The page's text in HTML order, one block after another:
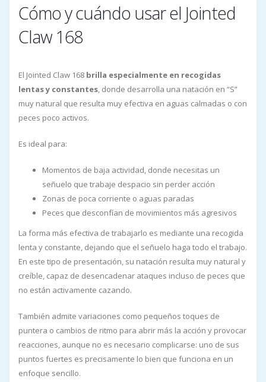
Cómo y cuándo usar el Jointed
Claw 168
El Jointed Claw 168 brilla especialmente en recogidas
lentas y constantes, donde desarrolla una natación en “S”
muy natural que resulta muy efectiva en aguas calmadas o con
peces poco activos.
Es ideal para:
Momentos de baja actividad, donde necesitas un
señuelo que trabaje despacio sin perder acción
Zonas de poca corriente o aguas paradas
Peces que desconfían de movimientos más agresivos
La forma más efectiva de trabajarlo es mediante una recogida
lenta y constante, dejando que el señuelo haga todo el trabajo.
En este tipo de presentación, su natación resulta muy natural y
creíble, capaz de desencadenar ataques incluso de peces que
no están activamente cazando.
También admite variaciones como pequeños toques de
puntera o cambios de ritmo para abrir más la acción y provocar
reacciones, aunque no es necesario complicarse: uno de sus
puntos fuertes es precisamente lo bien que funciona en un
enfoque sencillo.